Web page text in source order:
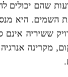
שהם יכולים
היא
ששיריה
מקרינה